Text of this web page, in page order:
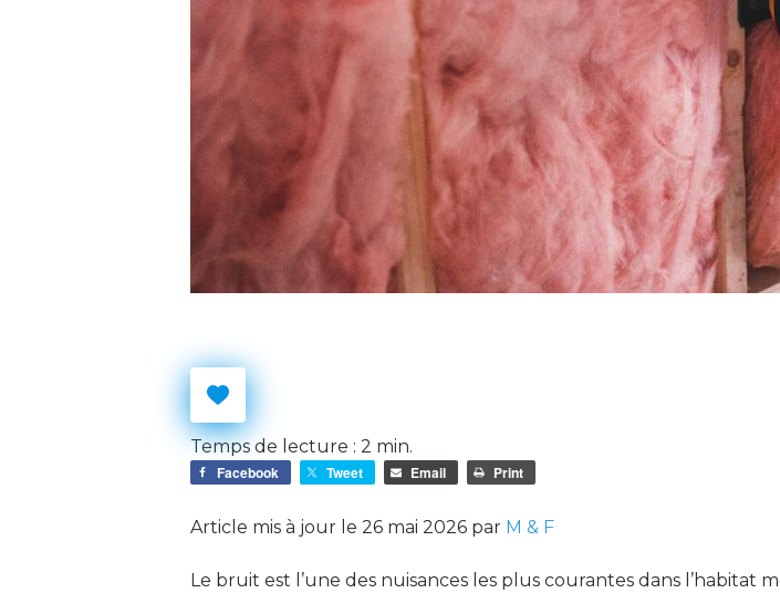
Hit enter to search or ESC to close
Temps de lecture : 2 min.
Facebook Tweet Email Print
Article mis à jour le 26 mai 2026 par M & F
Le bruit est l’une des nuisances les plus courantes dans